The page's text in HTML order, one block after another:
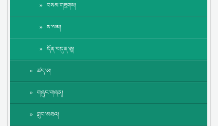
བསམ་གཟུགས།
ས་ལམ།
དོན་བདུན་ཅུ།
ཚད་མ།
གཞུང་གཞན།
གྲུབ་མཐའ།